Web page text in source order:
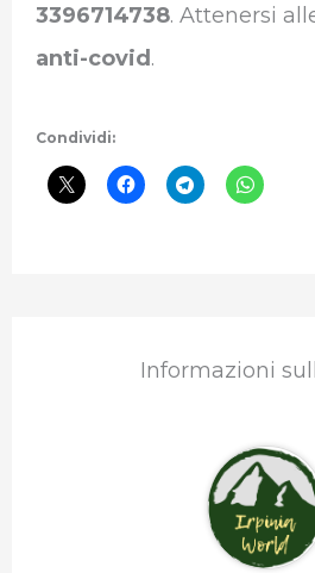
3396714738. Attenersi
anti-covid .
Condividi:
Informazioni